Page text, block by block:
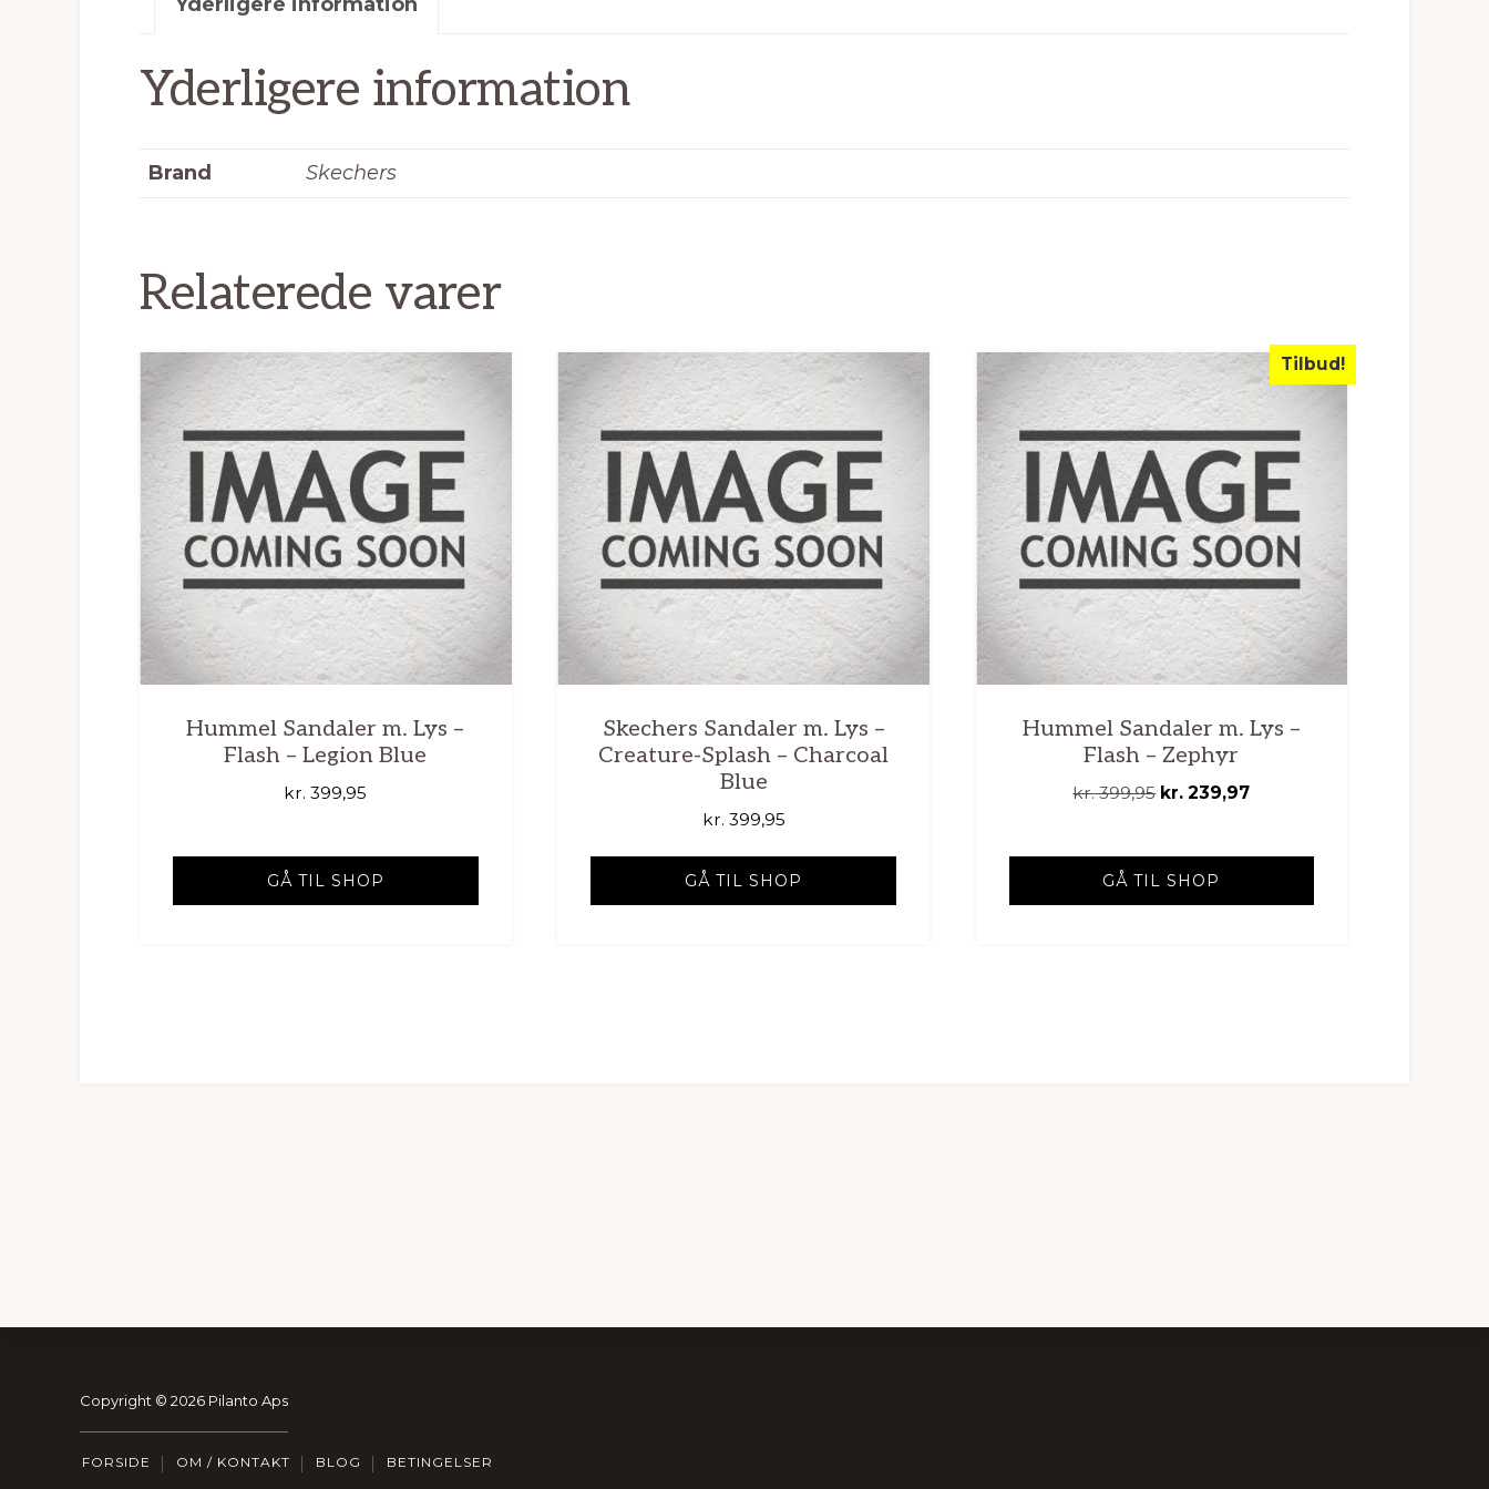
Yderligere information
Brand Skechers
Relaterede varer
Hummel Sandaler m. Lys –
Flash – Legion Blue
kr. 399,95
GÅ TIL SHOP
Skechers Sandaler m. Lys –
Creature-Splash – Charcoal
Blue
kr. 399,95
GÅ TIL SHOP
Tilbud!
Hummel Sandaler m. Lys –
Flash – Zephyr
kr.399,95 Den
kr. 239,97Den
GÅ TIL SHOP
Footer
Copyright © 2026 Pilanto Aps
FORSIDE OM / KONTAKT BLOG BETINGELSER